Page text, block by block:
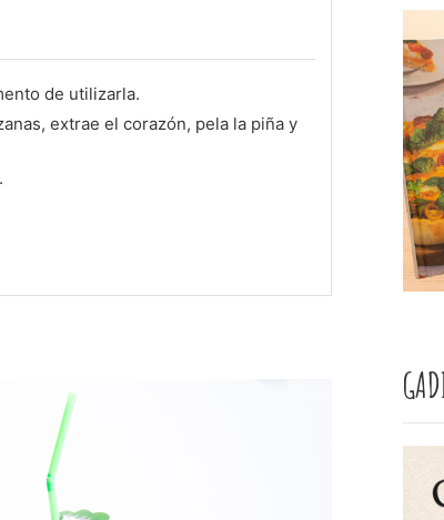
de utilizarla.
extrae el corazón, pela la piña y